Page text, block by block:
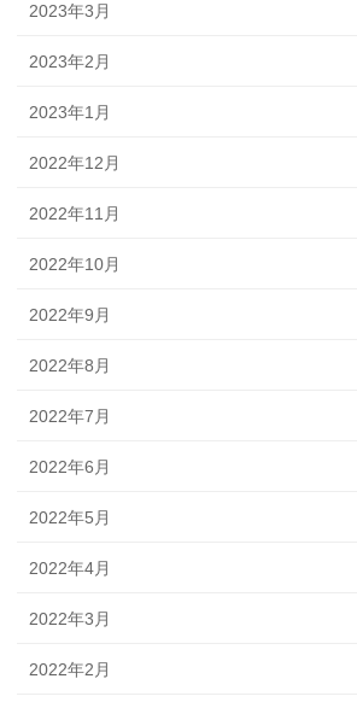
2023年3月
2023年2月
2023年1月
2022年12月
2022年11月
2022年10月
2022年9月
2022年8月
2022年7月
2022年6月
2022年5月
2022年4月
2022年3月
2022年2月